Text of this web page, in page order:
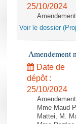
25/10/2024
Voir le dossier
Amendement
Date de
dépôt :
25/10/2024
Mme Maud
Mattei, M.